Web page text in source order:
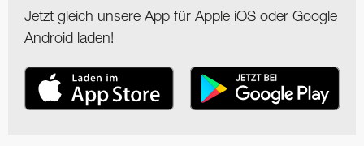
Jetzt gleich unsere App für Apple iOS oder Google
Android laden!